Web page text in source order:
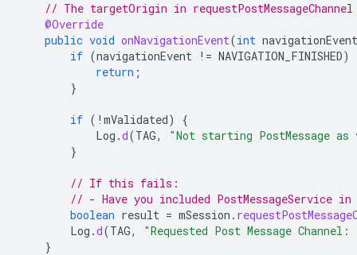
// The targetOrigin in
@Override
public void onNavigationEvent(int navigationEvent
if (navigationEvent != NAVIGATION_FINISHED)
return ;
}
if ( ! mValidated)
{
Log .d(TAG,
"Not starting PostMessage
}
// If this fails:
// - Have you included PostMessageService
boolean result = mSession .
Log .d(TAG,
"Requested Post Message
}